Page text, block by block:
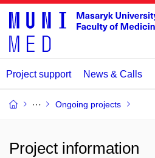
Project support News & Calls
Ongoing projects
Project information